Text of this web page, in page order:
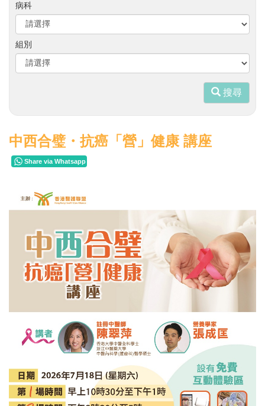
病科
組別
搜尋
中西合璧・抗癌「營」健康 講座
Share via Whatsapp